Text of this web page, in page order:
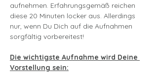
aufnehmen. Erfahrungsgemäß reichen
diese 20 Minuten locker aus. Allerdings
nur, wenn Du Dich auf die Aufnahmen
sorgfältig vorbereitest!
Die wichtigste Aufnahme wird Deine
Vorstellung sein: